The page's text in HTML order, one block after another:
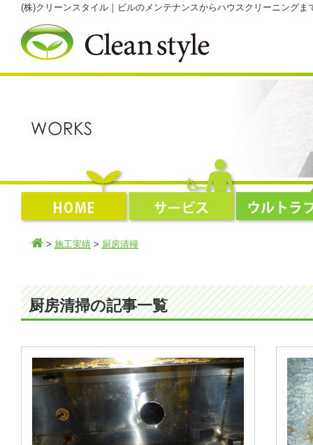
(株)クリーンスタイル｜ビルのメンテナンスからハウスクリーニング
> 施工実績 > 厨房清掃
厨房清掃の記事一覧